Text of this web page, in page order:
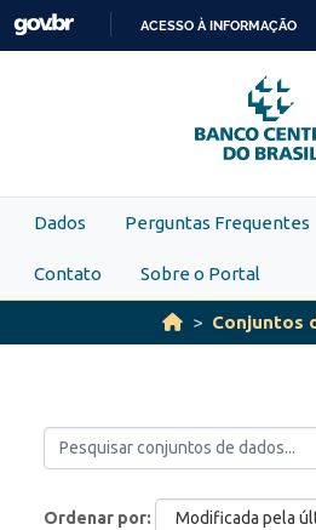
Skip to main content
PARA
O
ACESSO À INFORMAÇÃO
Dados Perguntas Frequentes
Contato Sobre o Portal
Conjuntos
Ordenar por